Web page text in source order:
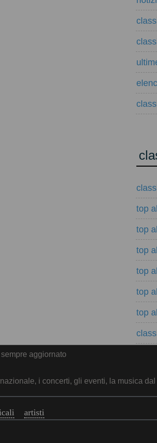
top
top
top
top
top
top
aggiornato
i concerti, gli eventi, la musica
artisti